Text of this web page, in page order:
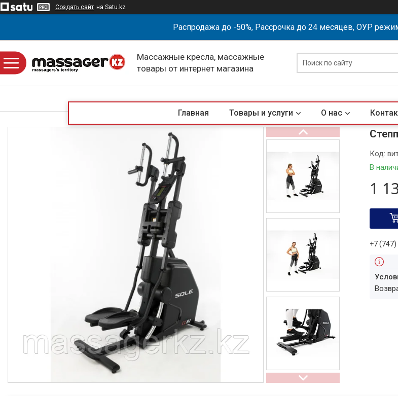
Создать сайт на Satu.kz
Распродажа до -50%, Рассрочка до 24 месяцев, ОУР
Массажные кресла, массажные
товары от интернет магазина
Главная Товары и услуги О нас
В
Код:
1
+7